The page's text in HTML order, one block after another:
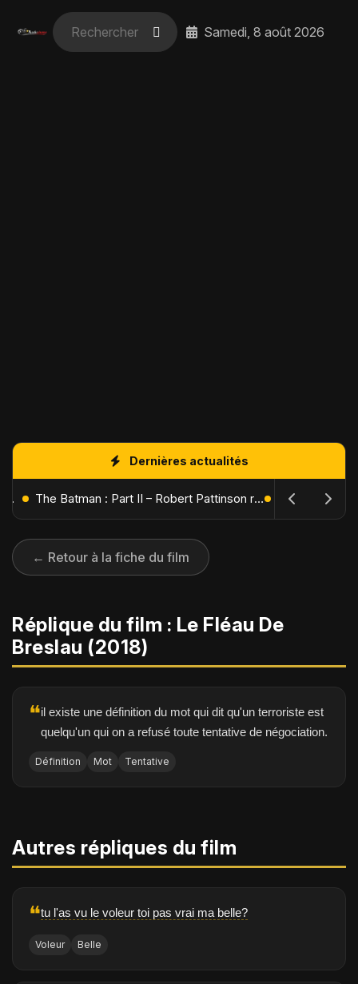
Samedi, 8 août 2026
Dernières actualités
L'Âge de Glace : Le Réveil du Volcan – Manny, Sid et Diego de retour pour une aventure explosive The Batman : Part II – Robert Pattinson replonge dans les ténèbres de Gotham dès octobre 2027
← Retour à la fiche du film
Réplique du film : Le Fléau De
Breslau (2018)
❝il existe une définition du mot qui dit qu'un terroriste est
quelqu'un qui on a refusé toute tentative de négociation.
Définition Mot Tentative
Autres répliques du film
❝tu l'as vu le voleur toi pas vrai ma belle?
Voleur Belle